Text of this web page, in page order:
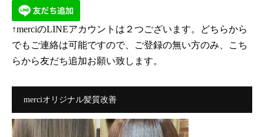
↑merciのLINEアカウントは２つございます。どちらから
でもご連絡は可能ですので、ご登録の無い方のみ、こち
らから友だち追加お願い致します。
merciオリジナル髪質改善